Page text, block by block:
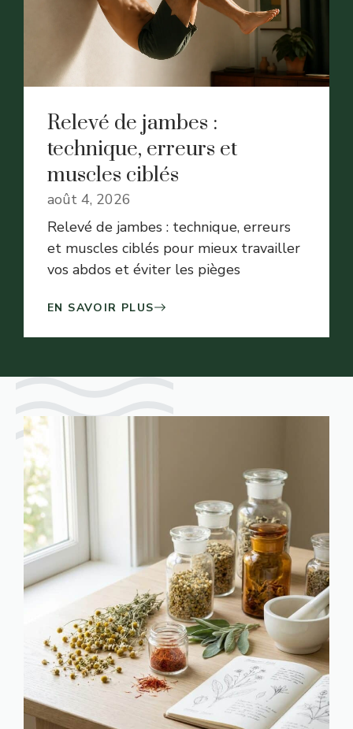
Relevé de jambes :
technique, erreurs et
muscles ciblés
août 4, 2026
Relevé de jambes : technique, erreurs
et muscles ciblés pour mieux travailler
vos abdos et éviter les pièges
EN SAVOIR PLUS